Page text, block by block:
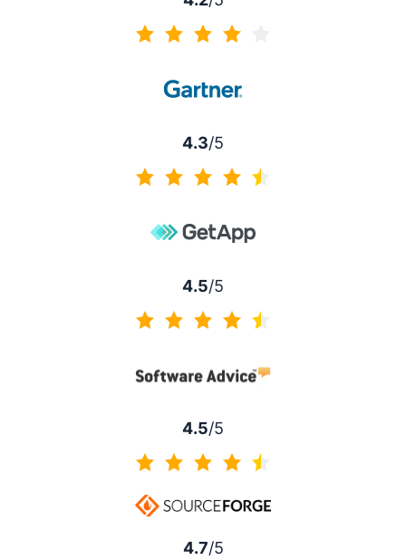
4.3/5
4.5/5
4.5/5
4.7/5